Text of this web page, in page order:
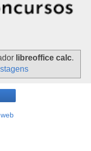
libreoffice calc.